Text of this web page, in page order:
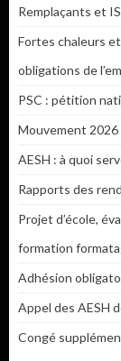
Remplaçants et
Fortes chaleurs
obligations de
PSC : pétition
Mouvement 2026
AESH : à quoi
Rapports des
Projet d’école,
formation
Adhésion
Appel des AESH
Congé